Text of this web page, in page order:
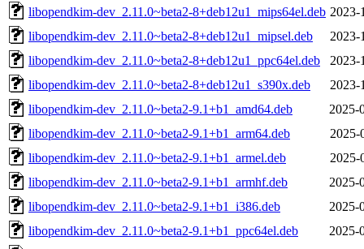
libopendkim-dev_2.11.0~beta2-8+deb12u1_mips64el.deb 2023-
libopendkim-dev_2.11.0~beta2-8+deb12u1_mipsel.deb
2023-
libopendkim-dev_2.11.0~beta2-8+deb12u1_ppc64el.deb
2023-
libopendkim-dev_2.11.0~beta2-8+deb12u1_s390x.deb
2023-
libopendkim-dev_2.11.0~beta2-9.1+b1_amd64.deb
2025-
libopendkim-dev_2.11.0~beta2-9.1+b1_arm64.deb
2025-
libopendkim-dev_2.11.0~beta2-9.1+b1_armel.deb
2025-
libopendkim-dev_2.11.0~beta2-9.1+b1_armhf.deb
2025-
libopendkim-dev_2.11.0~beta2-9.1+b1_i386.deb
2025-
libopendkim-dev_2.11.0~beta2-9.1+b1_ppc64el.deb
2025-